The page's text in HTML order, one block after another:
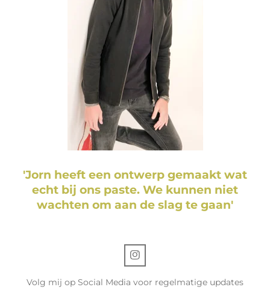
'Jorn heeft een ontwerp gemaakt wat
echt bij ons paste. We kunnen niet
wachten om aan de slag te gaan'
I
n
s
t
Volg mij op Social Media voor regelmatige updates